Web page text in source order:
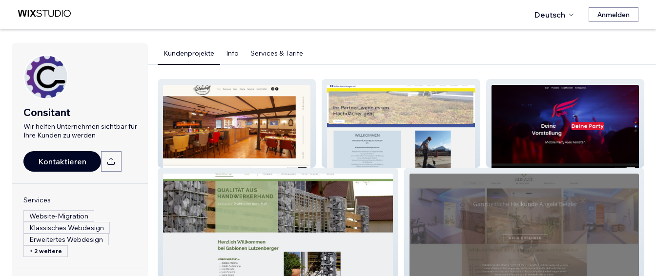
Deutsch Anmelden
Consitant
Wir helfen Unternehmen sichtbar für
Ihre Kunden zu werden
Kontaktieren
Services
Website-Migration
Klassisches Webdesign
Erweitertes Webdesign
+ 2 weitere
Kundenprojekte Info Services & Tarife
Die Dorfwirtschaft Haeussler